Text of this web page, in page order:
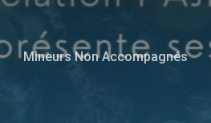
Mineurs Non Accompagnés